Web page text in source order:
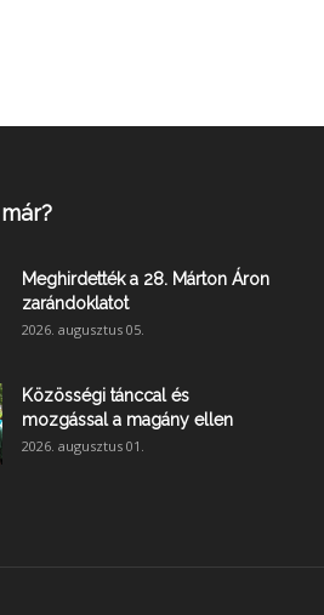
Meghirdették a 28. Márton Áron
zarándoklatot
2026. augusztus 05.
Közösségi tánccal és
mozgással a magány ellen
2026. augusztus 01.